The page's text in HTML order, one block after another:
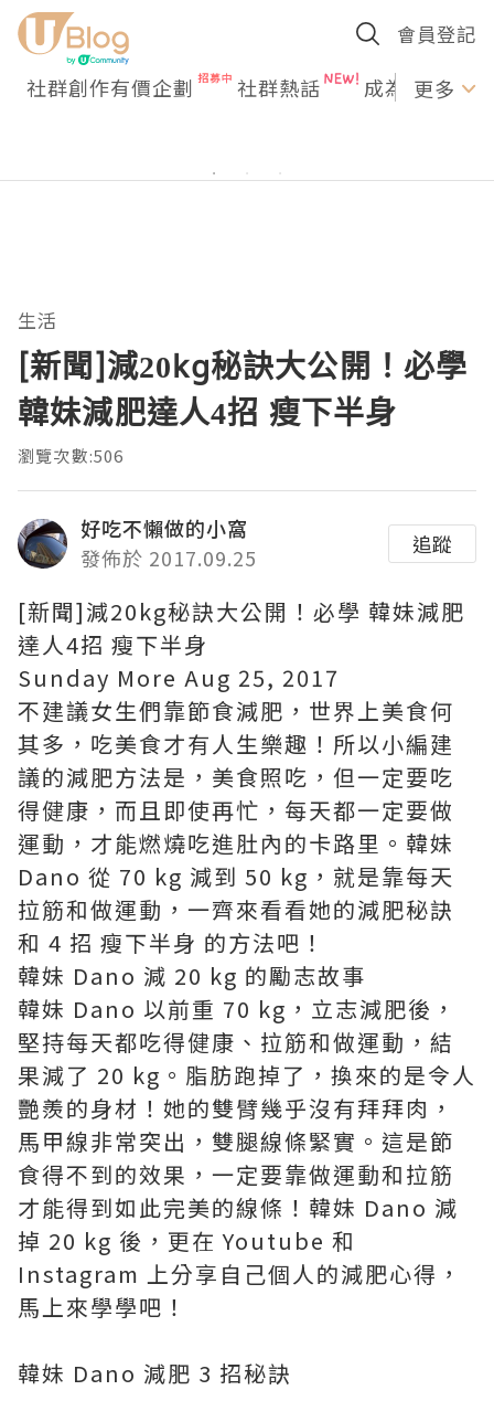
會員登記
社群創作有價企劃 社群熱話 成為U更多
生活
[新聞]減20kg秘訣大公開！必學
韓妹減肥達人4招 瘦下半身
瀏覽次數:506
好吃不懶做的小窩
發佈於 2017.09.25
追蹤
[新聞]減20kg秘訣大公開！必學 韓妹減肥
達人4招 瘦下半身
Sunday More Aug 25, 2017
不建議女生們靠節食減肥，世界上美食何
其多，吃美食才有人生樂趣！所以小編建
議的減肥方法是，美食照吃，但一定要吃
得健康，而且即使再忙，每天都一定要做
運動，才能燃燒吃進肚內的卡路里。韓妹
Dano 從 70 kg 減到 50 kg，就是靠每天
拉筋和做運動，一齊來看看她的減肥秘訣
和 4 招 瘦下半身 的方法吧！
韓妹 Dano 減 20 kg 的勵志故事
韓妹 Dano 以前重 70 kg，立志減肥後，
堅持每天都吃得健康、拉筋和做運動，結
果減了 20 kg。脂肪跑掉了，換來的是令人
艷羨的身材！她的雙臂幾乎沒有拜拜肉，
馬甲線非常突出，雙腿線條緊實。這是節
食得不到的效果，一定要靠做運動和拉筋
才能得到如此完美的線條！韓妹 Dano 減
掉 20 kg 後，更在 Youtube 和
Instagram 上分享自己個人的減肥心得，
馬上來學學吧！
韓妹 Dano 減肥 3 招秘訣